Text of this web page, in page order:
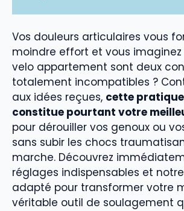
Vos douleurs articulaires vous
moindre effort et vous imaginez
velo appartement sont deux
totalement incompatibles ?
aux idées reçues, cette
constitue pourtant votre
pour dérouiller vos genoux ou
sans subir les chocs
marche. Découvrez
réglages indispensables et
adapté pour transformer votre
véritable outil de soulagement